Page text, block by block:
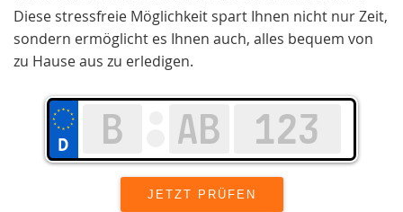
Diese stressfreie Möglichkeit spart Ihnen nicht nur Zeit,
sondern ermöglicht es Ihnen auch, alles bequem von
zu Hause aus zu erledigen.